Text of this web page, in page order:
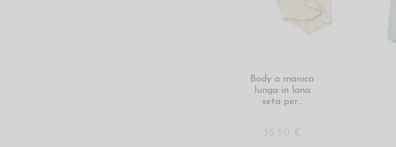
Body a manica
lunga in lana
seta per...
35,50 €